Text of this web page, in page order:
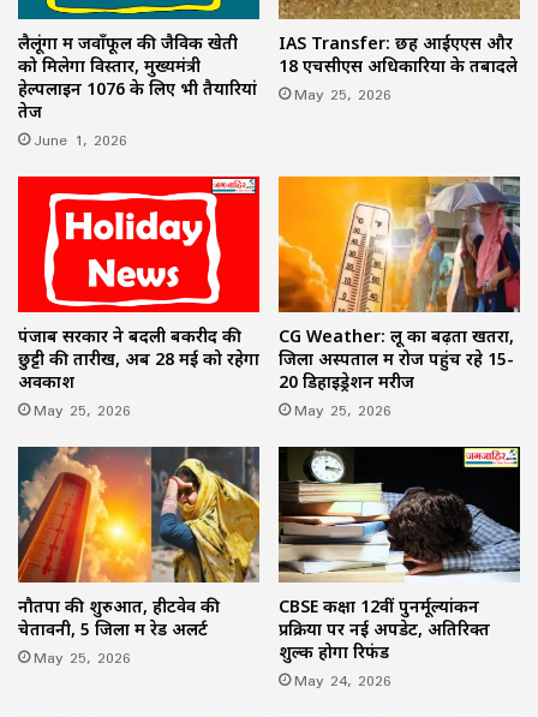
लैलूंगा में जवाँफूल की जैविक खेती
को मिलेगा विस्तार, मुख्यमंत्री
हेल्पलाइन 1076 के लिए भी तैयारियां
तेज
June 1, 2026
IAS Transfer: छह आईएएस और
18 एचसीएस अधिकारियों के तबादले
May 25, 2026
पंजाब सरकार ने बदली बकरीद की
छुट्टी की तारीख, अब 28 मई को रहेगा
अवकाश
May 25, 2026
CG Weather: लू का बढ़ता खतरा,
जिला अस्पताल में रोज पहुंच रहे 15-
20 डिहाइड्रेशन मरीज
May 25, 2026
नौतपा की शुरुआत, हीटवेव की
चेतावनी, 5 जिलों में रेड अलर्ट
May 25, 2026
CBSE कक्षा 12वीं पुनर्मूल्यांकन
प्रक्रिया पर नई अपडेट, अतिरिक्त
शुल्क होगा रिफंड
May 24, 2026